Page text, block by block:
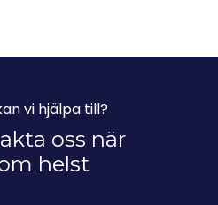
vi hjälpa till?
oss när
helst